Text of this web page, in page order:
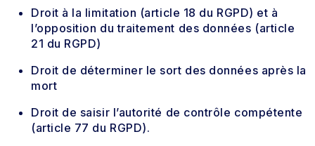
Droit à la limitation (article 18 du RGPD) et à
l’opposition du traitement des données (article
21 du RGPD)
Droit de déterminer le sort des données après la
mort
Droit de saisir l’autorité de contrôle compétente
(article 77 du RGPD).